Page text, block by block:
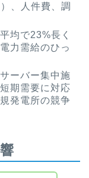
、人件費、調
均で23%長く
力需給のひっ
ーバー集中施
期需要に対応
発電所の競争